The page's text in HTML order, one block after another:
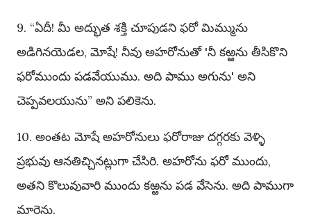
9. “ఏదీ! మీ అద్భుత శక్తి చూపుడని ఫరో మిమ్మును
అడిగినయెడల, మోషే! నీవు అహరోనుతో 'నీ కఱ్ఱను తీసికొని
ఫరోముందు పడవేయుము. అది పాము అగును' అని
చెప్పవలయును” అని పలికెను.
10. అంతట మోషే అహరోనులు ఫరోరాజు దగ్గరకు వెళ్ళి
ప్రభువు ఆనతిచ్చినట్లుగా చేసిరి. అహరోను ఫరో ముందు,
అతని కొలువువారి ముందు కఱ్ఱను పడ వేసెను. అది పాముగా
మారెను.